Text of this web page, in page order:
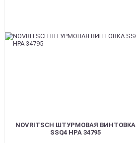
NOVRITSCH ШТУРМОВАЯ ВИНТОВКА
SSQ4 HPA 34795